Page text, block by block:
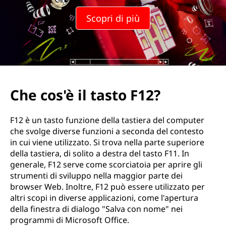
t
Scopri di più
Che cos'è il tasto F12?
F12 è un tasto funzione della tastiera del computer
che svolge diverse funzioni a seconda del contesto
in cui viene utilizzato. Si trova nella parte superiore
della tastiera, di solito a destra del tasto F11. In
generale, F12 serve come scorciatoia per aprire gli
strumenti di sviluppo nella maggior parte dei
browser Web. Inoltre, F12 può essere utilizzato per
altri scopi in diverse applicazioni, come l'apertura
della finestra di dialogo "Salva con nome" nei
programmi di Microsoft Office.